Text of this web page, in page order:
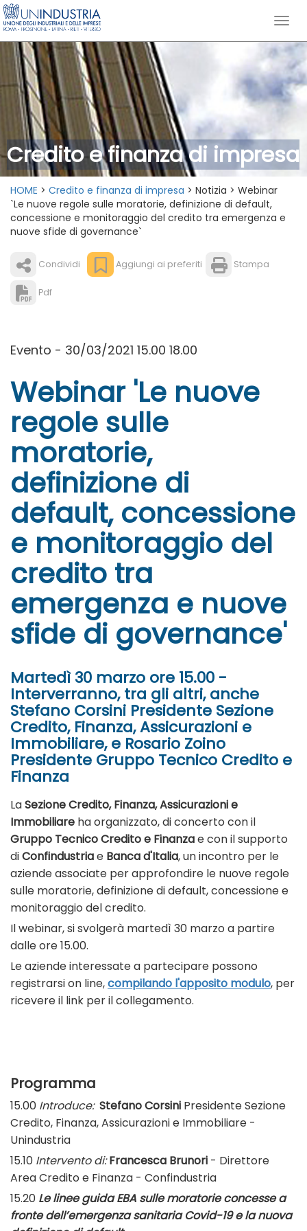
Credito e finanza di impresa
HOME > Credito e finanza di impresa > Notizia > Webinar
`Le nuove regole sulle moratorie, definizione di default,
concessione e monitoraggio del credito tra emergenza e
nuove sfide di governance`
Condividi Aggiungi ai preferiti Stampa
Pdf
Evento - 30/03/2021 15.00 18.00
Webinar 'Le nuove
regole sulle
moratorie,
definizione di
default, concessione
e monitoraggio del
credito tra
emergenza e nuove
sfide di governance'
Martedì 30 marzo ore 15.00 -
Interverranno, tra gli altri, anche
Stefano Corsini Presidente Sezione
Credito, Finanza, Assicurazioni e
Immobiliare, e Rosario Zoino
Presidente Gruppo Tecnico Credito e
Finanza
LaSezione Credito, Finanza, Assicurazioni e
Immobiliare ha organizzato, di concerto con il
Gruppo Tecnico Credito e Finanzae con il supporto
diConfindustriae Banca d'Italia, un incontro per le
aziende associate per approfondire le nuove regole
sulle moratorie, definizione di default, concessione e
monitoraggio del credito.
Il webinar, si svolgerà martedì 30 marzo a partire
dalle ore 15.00.
Le aziende interessate a partecipare possono
registrarsi on line,compilando l'apposito modulo, per
ricevere il link per il collegamento.
Programma
15.00 Introduce: Stefano Corsini Presidente Sezione
Credito, Finanza, Assicurazioni e Immobiliare -
Unindustria
15.10 Intervento di: Francesca Brunori - Direttore
Area Credito e Finanza - Confindustria
15.20 Le linee guida EBA sulle moratorie concesse a
fronte dell’emergenza sanitaria Covid-19 e la nuova